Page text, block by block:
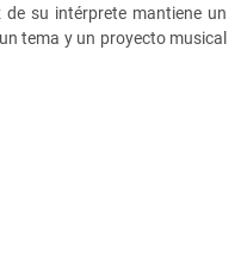
su intérprete mantiene un
tema y un proyecto musical